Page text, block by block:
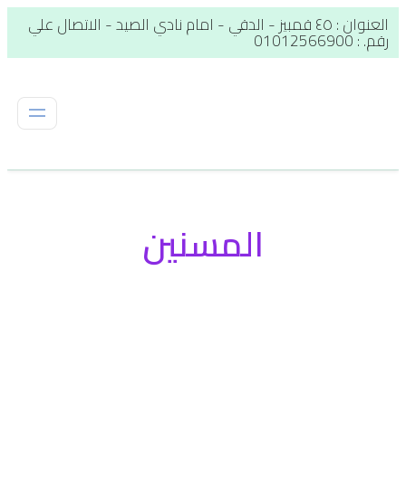
العنوان : ٤٥ قمبيز - الدقي - امام نادي الصيد - الاتصال علي
رقم. : 01012566900
المسنين